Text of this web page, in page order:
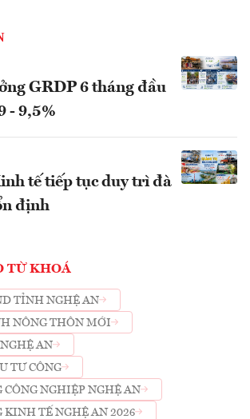
GRDP 6 tháng đầu
- 9,5%
tế tiếp tục duy trì đà
định
TỪ KHOÁ
TỈNH NGHỆ AN
NÔNG THÔN MỚI
AN
TƯ CÔNG
CÔNG NGHIỆP NGHỆ AN
KINH TẾ NGHỆ AN 2026